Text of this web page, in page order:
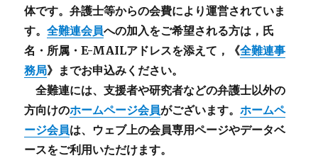
体です。弁護士等からの会費により運営されていま
す。全難連会員への加入をご希望される方は，氏
名・所属・E-MAILアドレスを添えて，《全難連事
務局》までお申込みください。
全難連には、支援者や研究者などの弁護士以外の
方向けのホームページ会員がございます。ホームペ
ージ会員は、ウェブ上の会員専用ページやデータベ
ースをご利用いただけます。